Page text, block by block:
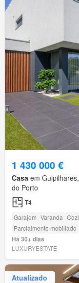
1 430 000 €
Casa em
do Porto
T4
Garajem Varanda
Parcialmente mobiliado
Há 30+ dias
LUXURYESTATE
Atualizado